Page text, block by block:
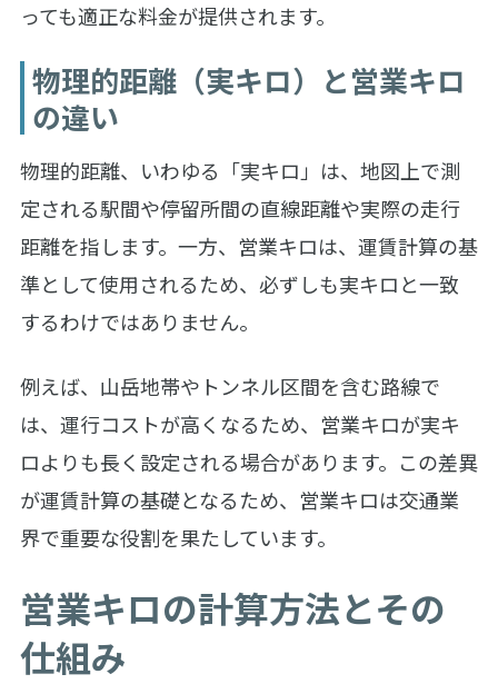
っても適正な料金が提供されます。
物理的距離（実キロ）と営業キロ
の違い
物理的距離、いわゆる「実キロ」は、地図上で測
定される駅間や停留所間の直線距離や実際の走行
距離を指します。一方、営業キロは、運賃計算の基
準として使用されるため、必ずしも実キロと一致
するわけではありません。
例えば、山岳地帯やトンネル区間を含む路線で
は、運行コストが高くなるため、営業キロが実キ
ロよりも長く設定される場合があります。この差異
が運賃計算の基礎となるため、営業キロは交通業
界で重要な役割を果たしています。
営業キロの計算方法とその
仕組み